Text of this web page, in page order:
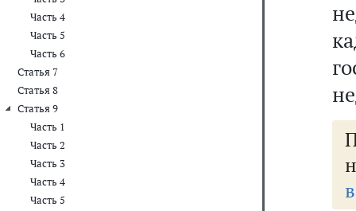
Часть 4
Часть 5
Часть 6
Статья 7
Статья 8
Статья 9
Часть 1
Часть 2
Часть 3
Часть 4
Часть 5